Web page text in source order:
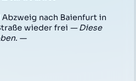
nach Baienfurt in
wieder frei — Diese
—